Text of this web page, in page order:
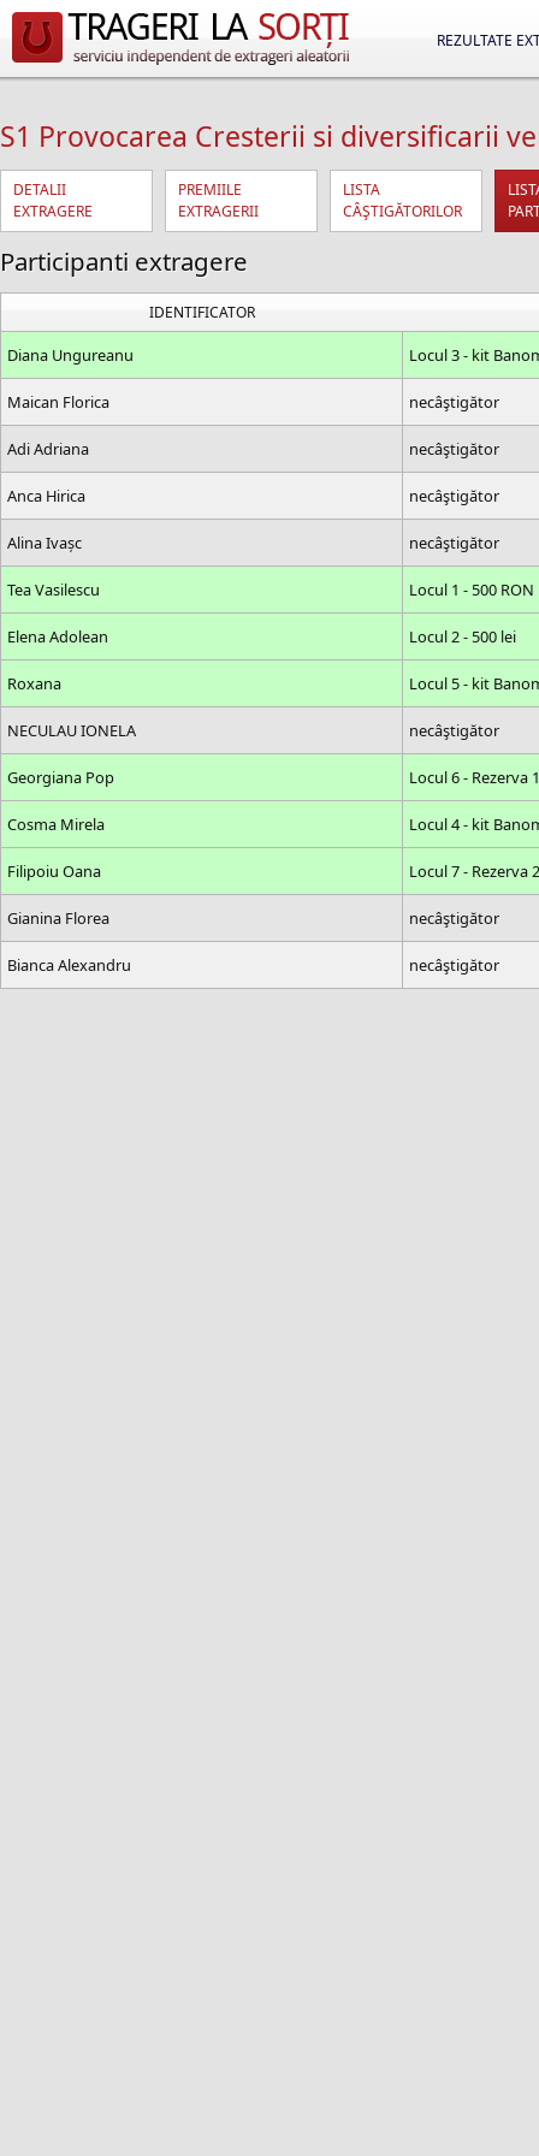
REZULTATE
S1 Provocarea Cresterii si diversificarii
DETALII
EXTRAGERE
PREMIILE
EXTRAGERII
LISTA
CÂŞTIGĂTORILOR
Participanti extragere
IDENTIFICATOR
Diana Ungureanu Locul 3 - kit
Maican Florica necâştigător
Adi Adriana necâştigător
Anca Hirica necâştigător
Alina Ivașc necâştigător
Tea Vasilescu Locul 1 - 500 RON
Elena Adolean Locul 2 - 500 lei
Roxana Locul 5 - kit
NECULAU IONELA necâştigător
Georgiana Pop Locul 6 - Rezerva 1
Cosma Mirela Locul 4 - kit
Filipoiu Oana Locul 7 - Rezerva 2
Gianina Florea necâştigător
Bianca Alexandru necâştigător